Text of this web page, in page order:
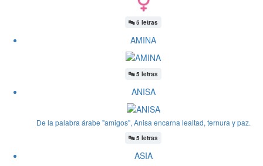
🔤5 letras
AMINA
🔤5 letras
ANISA
De la palabra árabe "amigos", Anisa encarna lealtad, ternura y paz.
🔤5 letras
ASIA